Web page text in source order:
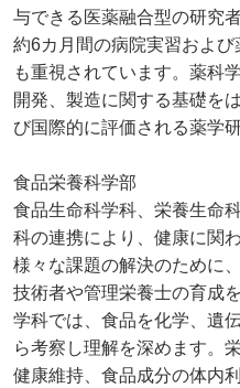
与できる医薬融合型の研究
約6カ月間の病院実習およ
も重視されています。薬科
開発、製造に関する基礎を
び国際的に評価される薬学
食品栄養科学部
食品生命科学科、栄養生命
科の連携により、健康に関
様々な課題の解決のために
技術者や管理栄養士の育成
学科では、食品を化学、遺
ら考察し理解を深めます。
健康維持、食品成分の体内